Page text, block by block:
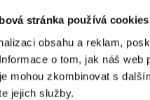
stránka používá cookies
obsahu a reklam,
o tom, jak náš
mohou zkombinovat s
jejich služby.